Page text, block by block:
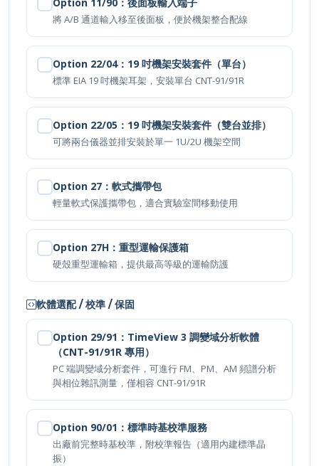
Option 11/90：後面板輸入端子
將 A/B 通道輸入移至後面板，便於機架整合配線
Option 22/04：19 吋機架安裝套件（單台）
標準 EIA 19 吋機架耳架，安裝單台 CNT-91/91R
Option 22/05：19 吋機架安裝套件（雙台並排）
可將兩台儀器並排安裝於單一 1U/2U 機架空間
Option 27：軟式攜帶包
輕量軟式保護攜帶包，適合實驗室間移動使用
Option 27H：重型運輸保護箱
硬殼重型運輸箱，提供最高等級的運輸防護
軟體選配 / 校準 / 保固
Option 29/91：TimeView 3 調變域分析軟體
（CNT-91/91R 專用）
PC 端調變域分析套件，可進行 FM、PM、AM 頻譜分析
與相位雜訊測量，僅相容 CNT-91/91R
Option 90/01：標準時基校準服務
出廠前完整時基校準，附校準報告（適用內建標準晶
振）